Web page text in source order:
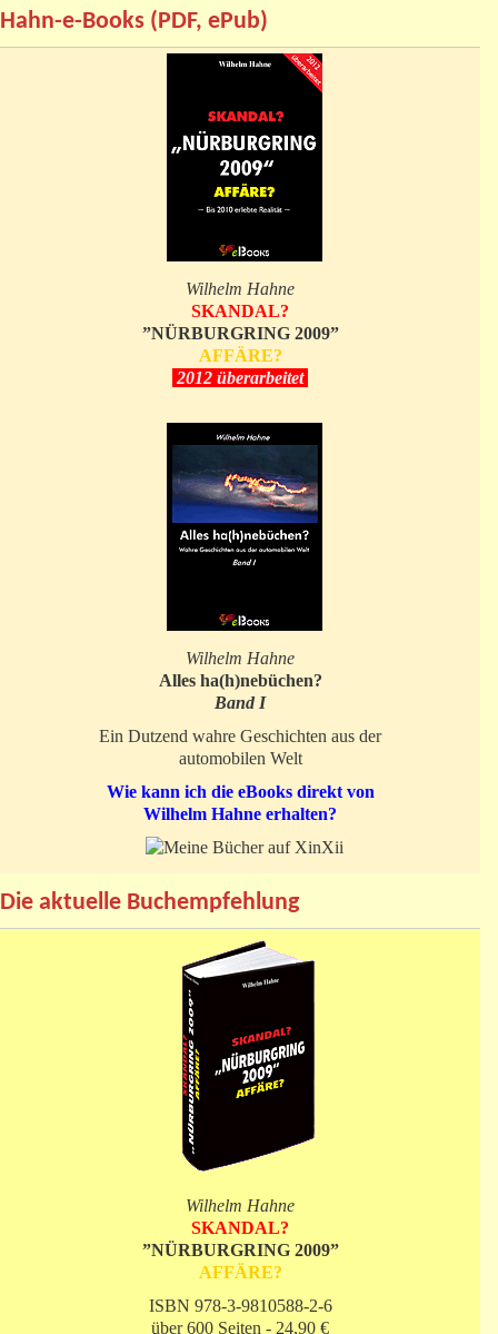
Hahn-e-Books (PDF, ePub)
Wilhelm Hahne
SKANDAL?
”NÜRBURGRING 2009”
AFFÄRE?
2012 überarbeitet
Wilhelm Hahne
Alles ha(h)nebüchen?
Band I
Ein Dutzend wahre Geschichten aus der
automobilen Welt
Wie kann ich die eBooks direkt von
Wilhelm Hahne erhalten?
Die aktuelle Buchempfehlung
Wilhelm Hahne
SKANDAL?
”NÜRBURGRING 2009”
AFFÄRE?
ISBN 978-3-9810588-2-6
über 600 Seiten - 24,90 €